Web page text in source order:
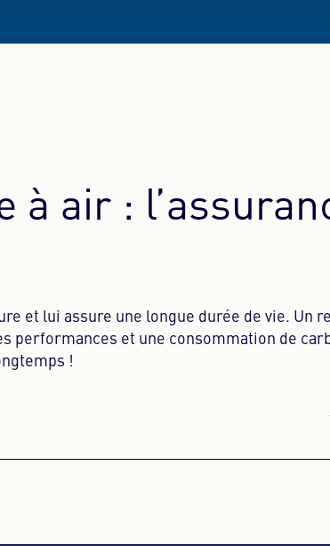
à air :
et lui assure une longue durée de vie. Un
performances et une consommation de
!